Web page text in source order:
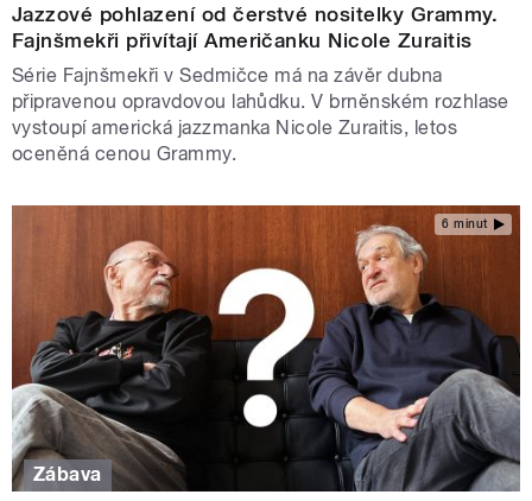
Jazzové pohlazení od čerstvé nositelky Grammy.
Fajnšmekři přivítají Američanku Nicole Zuraitis
Série Fajnšmekři v Sedmičce má na závěr dubna
připravenou opravdovou lahůdku. V brněnském rozhlase
vystoupí americká jazzmanka Nicole Zuraitis, letos
oceněná cenou Grammy.
6 minut
Zábava